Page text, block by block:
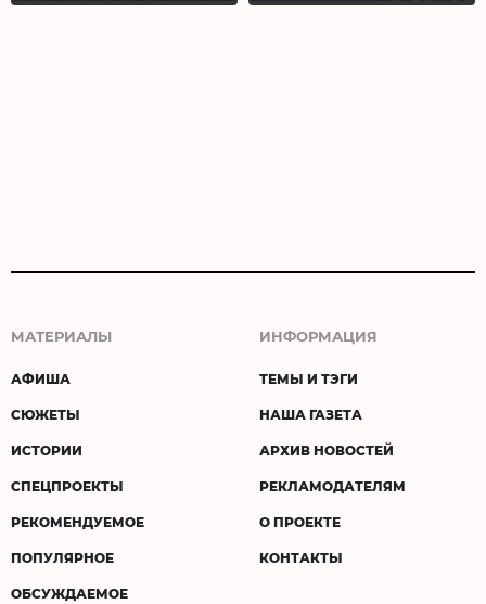
МАТЕРИАЛЫ
АФИША
СЮЖЕТЫ
ИСТОРИИ
СПЕЦПРОЕКТЫ
РЕКОМЕНДУЕМОЕ
ПОПУЛЯРНОЕ
ОБСУЖДАЕМОЕ
ИНФОРМАЦИЯ
ТЕМЫ И ТЭГИ
НАША ГАЗЕТА
АРХИВ НОВОСТЕЙ
РЕКЛАМОДАТЕЛЯМ
О ПРОЕКТЕ
КОНТАКТЫ